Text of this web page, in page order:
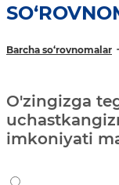
Barcha so‘rovnomalar
O'zingizga
imkoniyati